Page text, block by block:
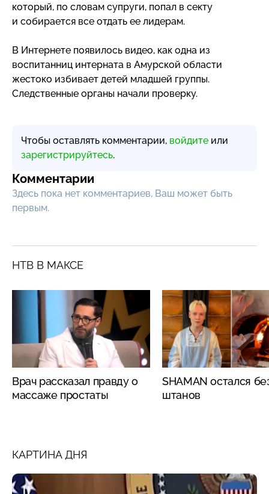
который, по словам супруги, попал в секту
и собирается все отдать ее лидерам.
В Интернете появилось видео, как одна из
воспитанниц интерната в Амурской области
жестоко избивает детей младшей группы.
Следственные органы начали проверку.
Чтобы оставлять комментарии, войдите или
зарегистрируйтесь.
Комментарии
Здесь пока нет комментариев, Ваш может быть
первым.
НТВ В МАКСЕ
Врач рассказал правду о
массаже простаты
SHAMAN остался
штанов
КАРТИНА ДНЯ